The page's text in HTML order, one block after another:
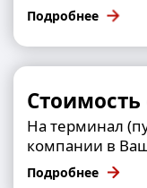
Подробнее
Стоимость
На терминал
компании в
Подробнее